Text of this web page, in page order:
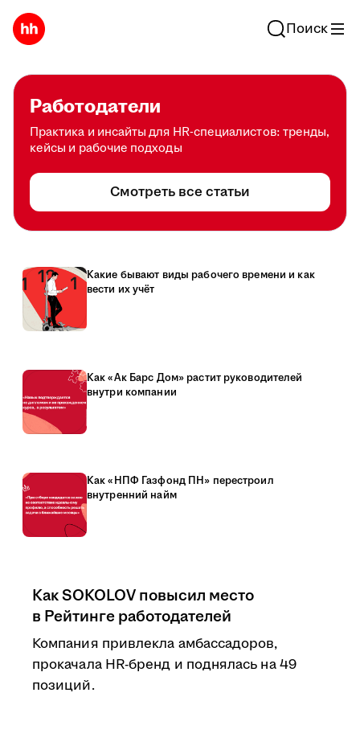
Поиск
Работодатели
Практика и инсайты для HR-специалистов: тренды,
кейсы и рабочие подходы
Смотреть все статьи
Какие бывают виды рабочего времени и как
вести их учёт
Как «Ак Барс Дом» растит руководителей
внутри компании
Как «НПФ Газфонд ПН» перестроил
внутренний найм
Как SOKOLOV повысил место
в Рейтинге работодателей
Компания привлекла амбассадоров,
прокачала HR-бренд и поднялась на 49
позиций.